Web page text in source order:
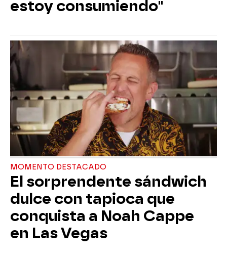
estoy consumiendo"
MOMENTO DESTACADO
El sorprendente sándwich
dulce con tapioca que
conquista a Noah Cappe
en Las Vegas